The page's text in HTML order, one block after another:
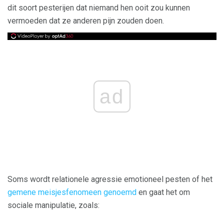
dit soort pesterijen dat niemand hen ooit zou kunnen
vermoeden dat ze anderen pijn zouden doen.
ad
Soms wordt relationele agressie emotioneel pesten of het
gemene meisjesfenomeen genoemd en gaat het om
sociale manipulatie, zoals: